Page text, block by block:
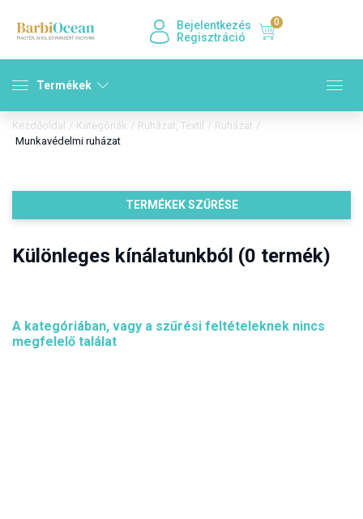
Bejelentkezés
Regisztráció
0
Termékek
Kezdőoldal / Kategóriák / Ruházat, Textil / Ruházat /
Munkavédelmi ruházat
TERMÉKEK SZŰRÉSE
Különleges kínálatunkból (0 termék)
A kategóriában, vagy a szűrési feltételeknek nincs
megfelelő találat